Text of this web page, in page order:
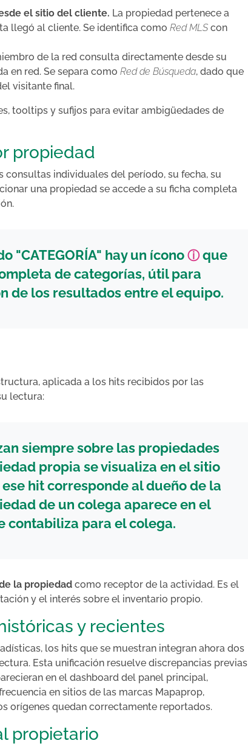
el sitio del cliente. La propiedad pertenece a
llegó al cliente. Se identifica como Red MLS con
de la red consulta directamente desde su
en red. Se separa como Red de Búsqueda, dado que
visitante final.
tooltips y sufijos para evitar ambigüedades de
propiedad
individuales del período, su fecha, su
una propiedad se accede a su ficha completa
"CATEGORÍA" hay un ícono ⓘque
de categorías, útil para
de los resultados entre el equipo.
aplicada a los hits recibidos por las
lectura:
siempre sobre las propiedades
propia se visualiza en el sitio
hit corresponde al dueño de la
de un colega aparece en el
contabiliza para el colega.
la propiedad como receptor de la actividad. Es el
y el interés sobre el inventario propio.
y recientes
los hits que se muestran integran ahora dos
Esta unificación resuelve discrepancias previas
en el dashboard del panel principal,
en sitios de las marcas Mapaprop,
orígenes quedan correctamente reportados.
propietario